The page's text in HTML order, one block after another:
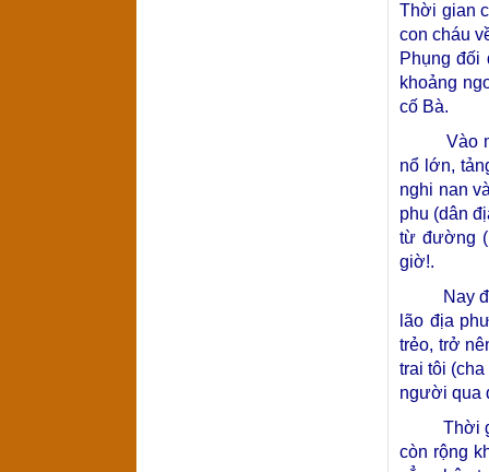
Thời gian
con cháu
Phụng
khoảng
cố Bà.
Vào một
nổ lớn,
nghi nan
phu (dân
từ đường
giờ!.
Nay
lão địa
trẻo, trở
trai tôi
người qua
Thời
còn rộng